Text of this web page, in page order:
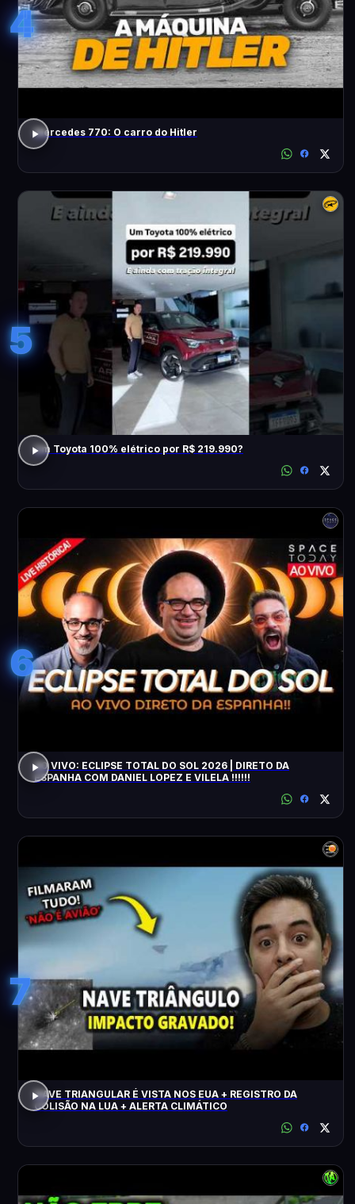
4
Mercedes 770: O carro do Hitler
5
Um Toyota 100% elétrico por R$ 219.990?
6
AO VIVO: ECLIPSE TOTAL DO SOL 2026 | DIRETO DA
ESPANHA COM DANIEL LOPEZ E VILELA !!!!!!
7
NAVE TRIANGULAR É VISTA NOS EUA + REGISTRO DA
COLISÃO NA LUA + ALERTA CLIMÁTICO